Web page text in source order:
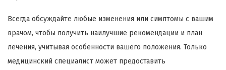
Всегда обсуждайте любые изменения или симптомы с вашим
врачом, чтобы получить наилучшие рекомендации и план
лечения, учитывая особенности вашего положения. Только
медицинский специалист может предоставить